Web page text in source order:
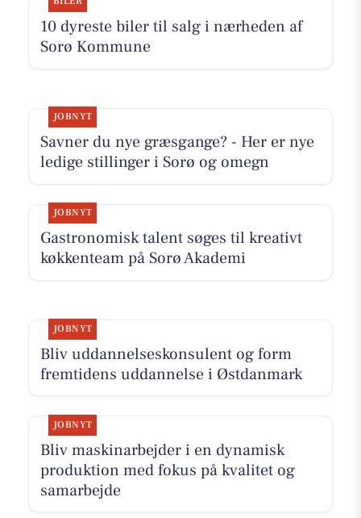
10 dyreste biler til salg i nærheden af
Sorø Kommune
JOBNYT
Savner du nye græsgange? - Her er nye
ledige stillinger i Sorø og omegn
JOBNYT
Gastronomisk talent søges til kreativt
køkkenteam på Sorø Akademi
JOBNYT
Bliv uddannelseskonsulent og form
fremtidens uddannelse i Østdanmark
JOBNYT
Bliv maskinarbejder i en dynamisk
produktion med fokus på kvalitet og
samarbejde